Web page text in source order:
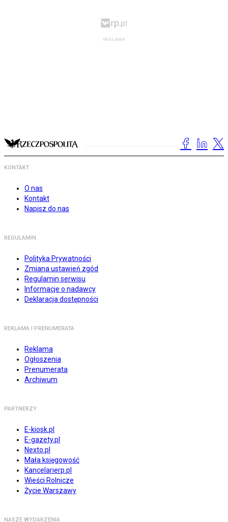
KONTAKT
O nas
Kontakt
Napisz do nas
REGULAMIN
Polityka Prywatności
Zmiana ustawień zgód
Regulamin serwisu
Informacje o nadawcy
Deklaracja dostępności
REKLAMA I PRENUMERATA
Reklama
Ogłoszenia
Prenumerata
Archiwum
PARTNERZY
E-kiosk.pl
E-gazety.pl
Nexto.pl
Mała księgowość
Kancelarierp.pl
Wieści Rolnicze
Życie Warszawy
NASZE WYDARZENIA